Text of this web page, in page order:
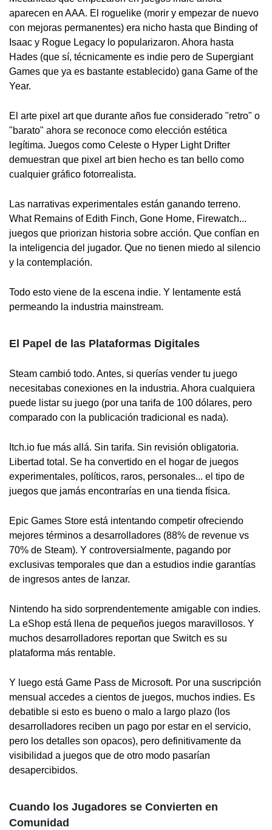
aparecen en AAA. El roguelike (morir y empezar de nuevo
con mejoras permanentes) era nicho hasta que Binding of
Isaac y Rogue Legacy lo popularizaron. Ahora hasta
Hades (que sí, técnicamente es indie pero de Supergiant
Games que ya es bastante establecido) gana Game of the
Year.
El arte pixel art que durante años fue considerado "retro" o
"barato" ahora se reconoce como elección estética
legítima. Juegos como Celeste o Hyper Light Drifter
demuestran que pixel art bien hecho es tan bello como
cualquier gráfico fotorrealista.
Las narrativas experimentales están ganando terreno.
What Remains of Edith Finch, Gone Home, Firewatch...
juegos que priorizan historia sobre acción. Que confían en
la inteligencia del jugador. Que no tienen miedo al silencio
y la contemplación.
Todo esto viene de la escena indie. Y lentamente está
permeando la industria mainstream.
El Papel de las Plataformas Digitales
Steam cambió todo. Antes, si querías vender tu juego
necesitabas conexiones en la industria. Ahora cualquiera
puede listar su juego (por una tarifa de 100 dólares, pero
comparado con la publicación tradicional es nada).
Itch.io fue más allá. Sin tarifa. Sin revisión obligatoria.
Libertad total. Se ha convertido en el hogar de juegos
experimentales, políticos, raros, personales... el tipo de
juegos que jamás encontrarías en una tienda física.
Epic Games Store está intentando competir ofreciendo
mejores términos a desarrolladores (88% de revenue vs
70% de Steam). Y controversialmente, pagando por
exclusivas temporales que dan a estudios indie garantías
de ingresos antes de lanzar.
Nintendo ha sido sorprendentemente amigable con indies.
La eShop está llena de pequeños juegos maravillosos. Y
muchos desarrolladores reportan que Switch es su
plataforma más rentable.
Y luego está Game Pass de Microsoft. Por una suscripción
mensual accedes a cientos de juegos, muchos indies. Es
debatible si esto es bueno o malo a largo plazo (los
desarrolladores reciben un pago por estar en el servicio,
pero los detalles son opacos), pero definitivamente da
visibilidad a juegos que de otro modo pasarían
desapercibidos.
Cuando los Jugadores se Convierten en
Comunidad